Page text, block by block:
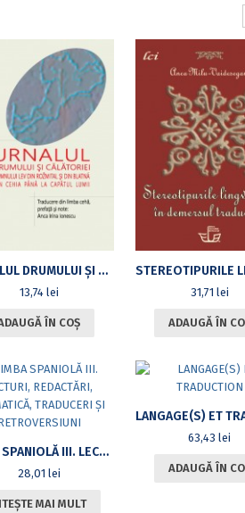
JURNALUL DRUMULUI ȘI CĂLĂTORIEI DOMNULUI LEV DIN ROŽMITAL ȘI DIN BLATNÁ DIN CEHIA PÂNĂ LA CAPĂTUL LUMII
13,74 lei
ÎN COȘ
31,71 lei
ADAUGĂ ÎN
LIMBA SPANIOLĂ III. LECTURI, REDACTĂRI, GRAMATICĂ, TRADUCERI ȘI RETROVERSIUNI
28,01 lei
MAI MULT
63,43lei
ADAUGĂ ÎN